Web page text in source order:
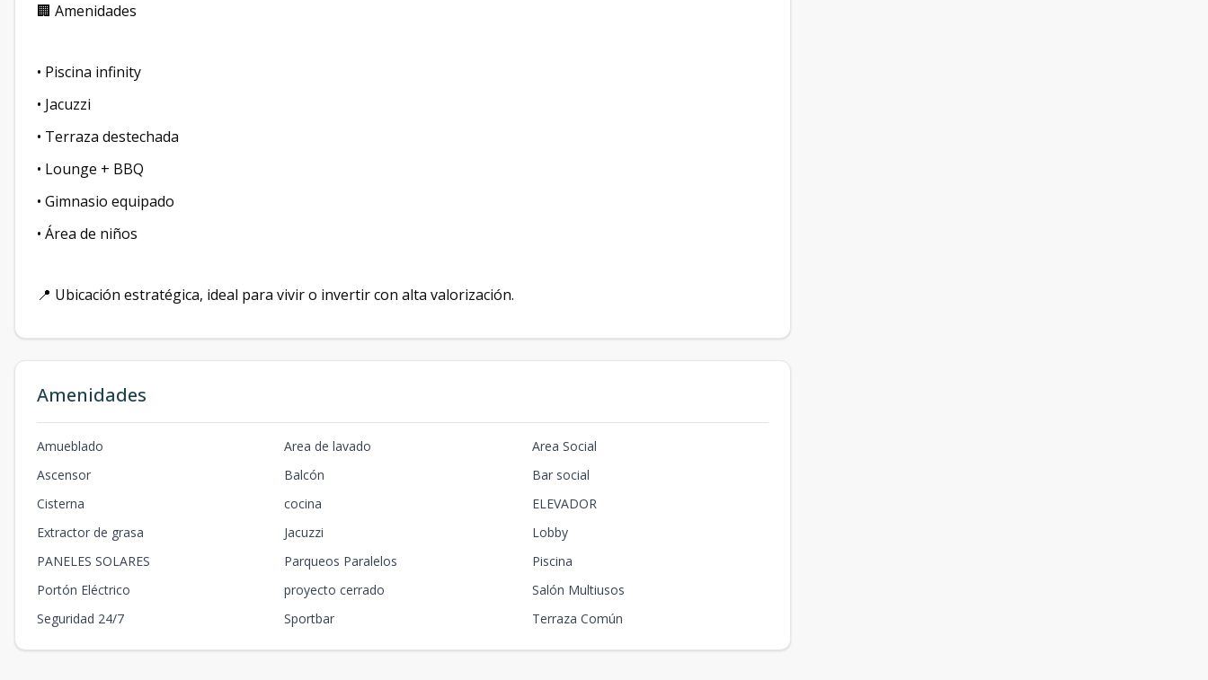
🏢 Amenidades
• Piscina infinity
• Jacuzzi
• Terraza destechada
• Lounge + BBQ
• Gimnasio equipado
• Área de niños
📍 Ubicación estratégica, ideal para vivir o invertir con alta valorización.
Amenidades
Amueblado Area de lavado
Area Social
Ascensor
Balcón
Bar social
Cisterna
cocina
ELEVADOR
Extractor de grasa
Jacuzzi
Lobby
PANELES SOLARES
Parqueos Paralelos
Piscina
Portón Eléctrico
proyecto cerrado
Salón Multiusos
Seguridad 24/7
Sportbar Terraza Común